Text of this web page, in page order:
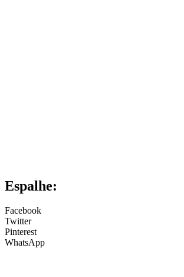
Espalhe:
Facebook
Twitter
Pinterest
WhatsApp